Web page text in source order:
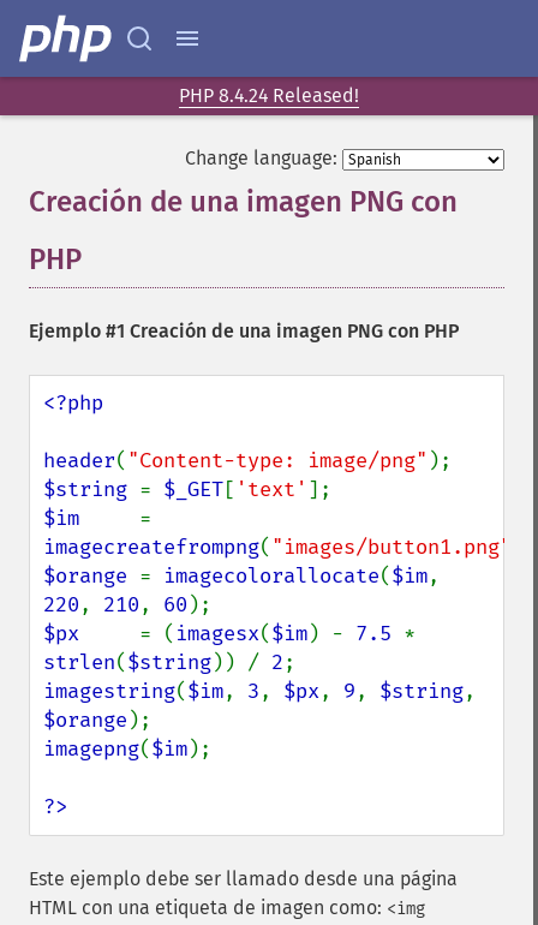
PHP 8.4.24 Released!
Change language:
Creación de una imagen PNG con
PHP
Ejemplo #1 Creación de una imagen PNG con PHP
<?php
header( "Content-type: image/png"
$string = $_GET[ 'text'
$im
imagecreatefrompng( "images/button1.png"
$orange = imagecolorallocate($im
220, 210, 60
$px = ( imagesx($im) - 7.5
strlen($string)) / 2
imagestring($im, 3, $px, 9, $string
$orange
imagepng($im);
?>
Este ejemplo debe ser llamado desde una página
HTML con una etiqueta de imagen como: <img